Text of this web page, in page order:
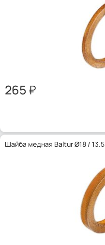
265
Шайба медная Baltur Ø18 /